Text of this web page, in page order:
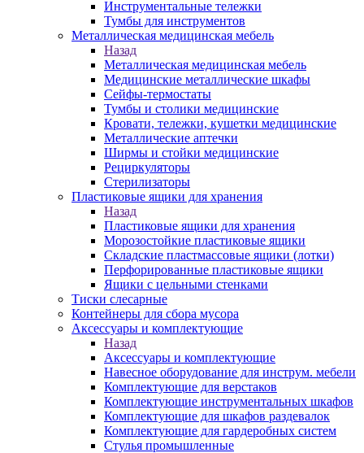
Инструментальные тележки
Тумбы для инструментов
Металлическая медицинская мебель
Назад
Металлическая медицинская мебель
Медицинские металлические шкафы
Сейфы-термостаты
Тумбы и столики медицинские
Кровати, тележки, кушетки медицинские
Металлические аптечки
Ширмы и стойки медицинские
Рециркуляторы
Стерилизаторы
Пластиковые ящики для хранения
Назад
Пластиковые ящики для хранения
Морозостойкие пластиковые ящики
Складские пластмассовые ящики (лотки)
Перфорированные пластиковые ящики
Ящики с цельными стенками
Тиски слесарные
Контейнеры для сбора мусора
Аксессуары и комплектующие
Назад
Аксессуары и комплектующие
Навесное оборудование для инструм. мебели
Комплектующие для верстаков
Комплектующие инструментальных шкафов
Комплектующие для шкафов раздевалок
Комплектующие для гардеробных систем
Стулья промышленные